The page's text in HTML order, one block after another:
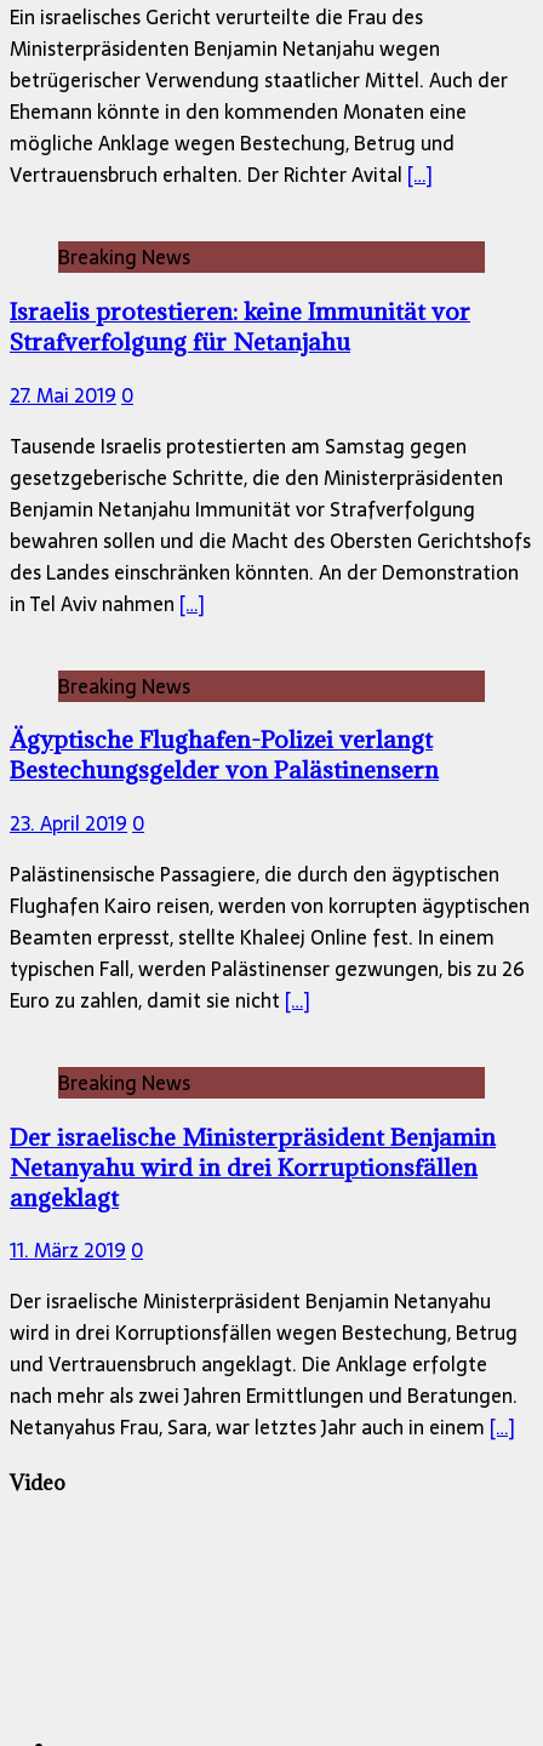
Ein israelisches Gericht verurteilte die Frau des
Ministerpräsidenten Benjamin Netanjahu wegen
betrügerischer Verwendung staatlicher Mittel. Auch der
Ehemann könnte in den kommenden Monaten eine
mögliche Anklage wegen Bestechung, Betrug und
Vertrauensbruch erhalten. Der Richter Avital […]
Breaking News
Israelis protestieren: keine Immunität vor
Strafverfolgung für Netanjahu
27. Mai 2019 0
Tausende Israelis protestierten am Samstag gegen
gesetzgeberische Schritte, die den Ministerpräsidenten
Benjamin Netanjahu Immunität vor Strafverfolgung
bewahren sollen und die Macht des Obersten Gerichtshofs
des Landes einschränken könnten. An der Demonstration
in Tel Aviv nahmen […]
Breaking News
Ägyptische Flughafen-Polizei verlangt
Bestechungsgelder von Palästinensern
23. April 2019 0
Palästinensische Passagiere, die durch den ägyptischen
Flughafen Kairo reisen, werden von korrupten ägyptischen
Beamten erpresst, stellte Khaleej Online fest. In einem
typischen Fall, werden Palästinenser gezwungen, bis zu 26
Euro zu zahlen, damit sie nicht […]
Breaking News
Der israelische Ministerpräsident Benjamin
Netanyahu wird in drei Korruptionsfällen
angeklagt
11. März 20190
Der israelische Ministerpräsident Benjamin Netanyahu
wird in drei Korruptionsfällen wegen Bestechung, Betrug
und Vertrauensbruch angeklagt. Die Anklage erfolgte
nach mehr als zwei Jahren Ermittlungen und Beratungen.
Netanyahus Frau, Sara, war letztes Jahr auch in einem […]
Video